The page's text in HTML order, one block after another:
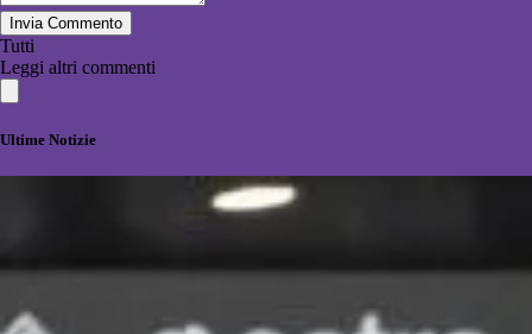
Invia Commento
Tutti
Leggi altri commenti
Ultime Notizie